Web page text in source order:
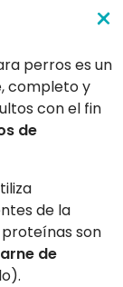
perros es un
completo y
con el fin
de
de la
proteínas son
de